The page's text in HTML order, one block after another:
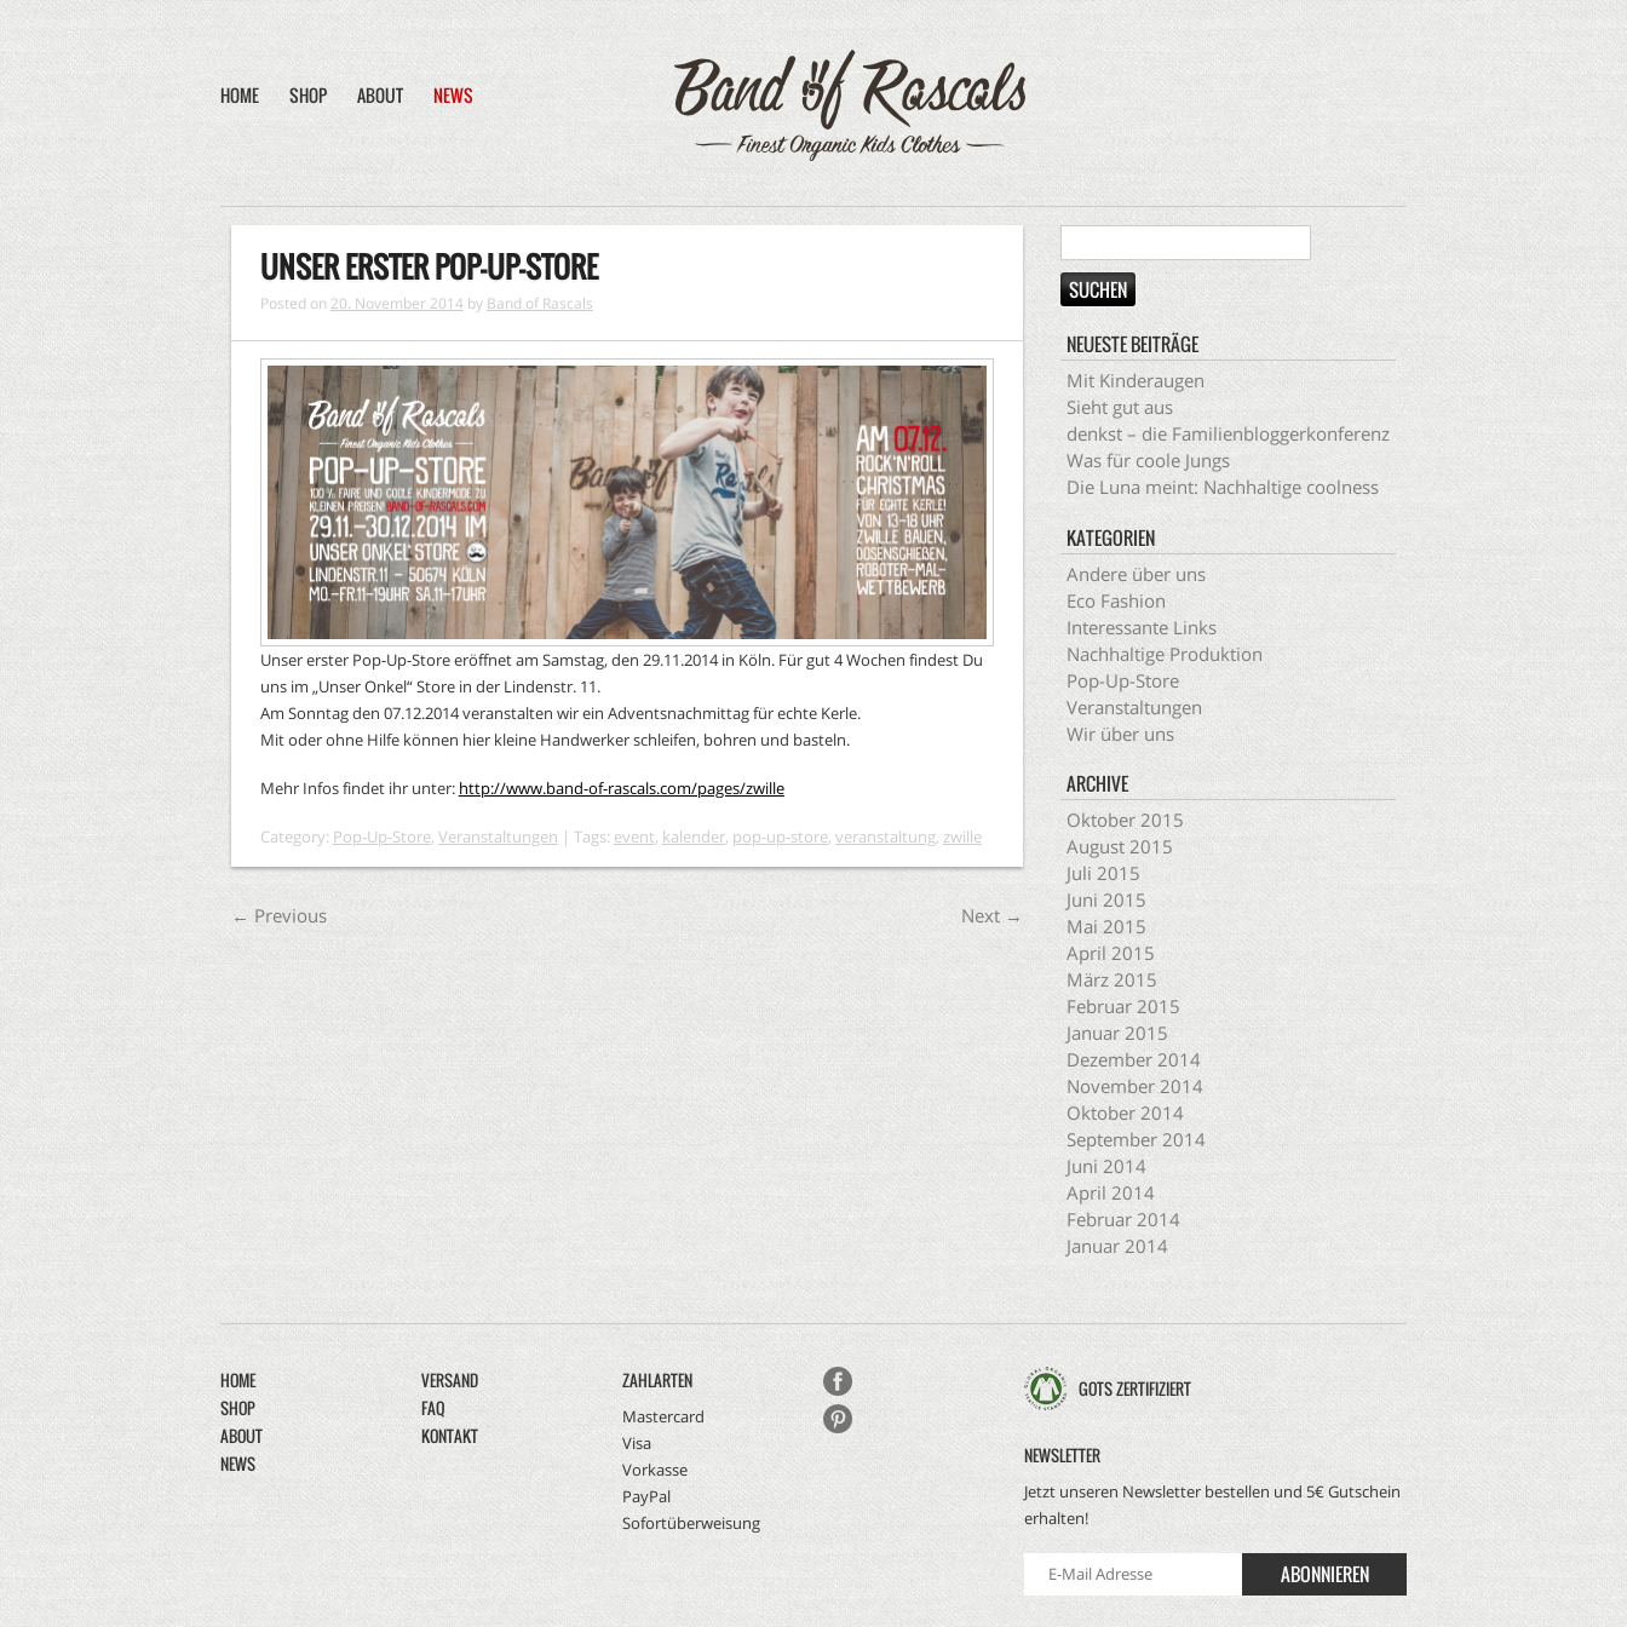
HOME SHOP ABOUT NEWS
UNSER ERSTER POP-UP-STORE
Posted on 20. November 2014 by Band of Rascals
Unser erster Pop-Up-Store eröffnet am Samstag, den 29.11.2014 in Köln. Für gut 4 Wochen findest Du
uns im „Unser Onkel“ Store in der Lindenstr. 11.
Am Sonntag den 07.12.2014 veranstalten wir ein Adventsnachmittag für echte Kerle.
Mit oder ohne Hilfe können hier kleine Handwerker schleifen, bohren und basteln.
Mehr Infos findet ihr unter: http://www.band-of-rascals.com/pages/zwille
Category: Pop-Up-Store, Veranstaltungen | Tags: event, kalender, pop-up-store, veranstaltung, zwille
← Previous Next →
NEUESTE BEITRÄGE
Mit Kinderaugen
Sieht gut aus
denkst – die Familienbloggerkonferenz
Was für coole Jungs
Die Luna meint: Nachhaltige coolness
KATEGORIEN
Andere über uns
Eco Fashion
Interessante Links
Nachhaltige Produktion
Pop-Up-Store
Veranstaltungen
Wir über uns
ARCHIVE
Oktober 2015
August 2015
Juli 2015
Juni 2015
Mai 2015
April 2015
März 2015
Februar 2015
Januar 2015
Dezember 2014
November 2014
Oktober 2014
September 2014
Juni 2014
April 2014
Februar 2014
Januar 2014
HOME
SHOP
ABOUT
NEWS
VERSAND
FAQ
KONTAKT
ZAHLARTEN
Mastercard
Visa
Vorkasse
PayPal
Sofortüberweisung
GOTS ZERTIFIZIERT
NEWSLETTER
Jetzt unseren Newsletter bestellen und 5€ Gutschein
erhalten!
ABONNIEREN